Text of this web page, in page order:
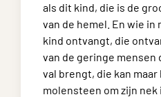
als dit kind, die is de
van de hemel. En wie in
kind ontvangt, die
van de geringe mensen
val brengt, die kan
molensteen om zijn nek